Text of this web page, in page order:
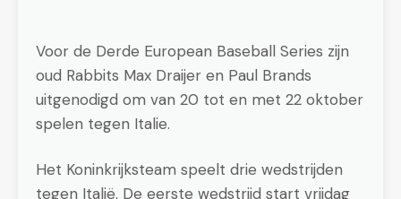
Voor de Derde European Baseball Series zijn
oud Rabbits Max Draijer en Paul Brands
uitgenodigd om van 20 tot en met 22 oktober
spelen tegen Italie.
Het Koninkrijksteam speelt drie wedstrijden
tegen Italië. De eerste wedstrijd start vrijdag